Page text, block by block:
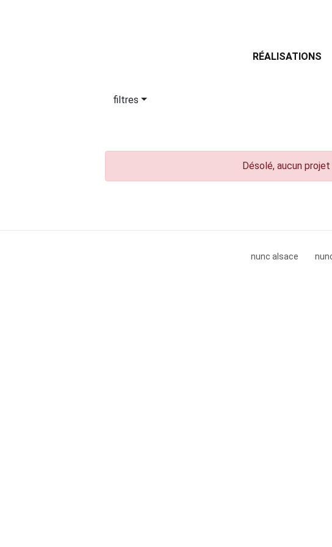
RÉALISATIONS
filtres
Désolé, aucun
nunc alsace